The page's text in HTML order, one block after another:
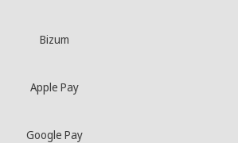
Bizum
Apple Pay
Google Pay